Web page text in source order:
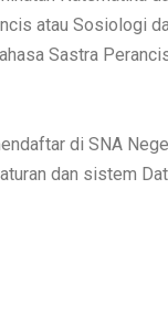
atau Sosiologi
Sastra
di SNA
dan sistem